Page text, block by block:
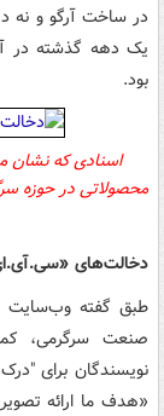
در ساخت آرگو و نه
یک دهه گذشته در
بود.
اسنادی که
محصولاتی در حوزه
دخالت‌های «
طبق گفته وب‌سایت
صنعت سرگرمی، کمک
نویسندگان برای
«هدف ما ارائه